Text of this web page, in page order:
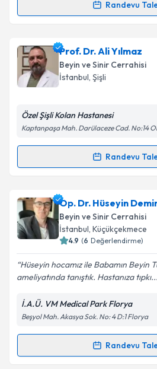
Randevu
Randevu Takvimi Talebi
Prof. Dr. Zafer Orkun Toktaş
talebi oluşturun. Size bu
için bir takvim hazırlandığında
bilgilendireceğiz.
Kişisel verilerimin
kapsamda işlenmesini
Takvim
Prof. Dr. Ali Yılmaz
Beyin ve Sinir Cerrahisi
İstanbul, Şişli
Özel Şişli Kolan Hastanesi
Kaptanpaşa Mah. Darülaceze Cad. No:14
Randevu
Randevu Takvimi Talebi
Prof. Dr. Ali Yılmaziçin
oluşturun. Size bu uzmandan
takvim hazırlandığında e-
Kişisel verilerimin
Metni'ni okudum ve kişisel
kapsamda işlenmesini
Op. Dr. Hüseyin
Beyin ve Sinir Cerrahisi
İstanbul, Küçükçekmece
4.9 (6 Değerlendirme)
Hüseyin hocamız ile Babamın Beyin
ameliyatında tanıştık. Hastanıza tıpkı...
İ.A.Ü. VM Medical Park Florya
Beşyol Mah. Akasya Sok. No: 4 D:1 Florya
Randevu
Randevu Takvimi Talebi